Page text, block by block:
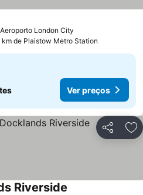
London City
preços
km de Plaistow Metro Station
Ver preços
Partilhar
Riverside